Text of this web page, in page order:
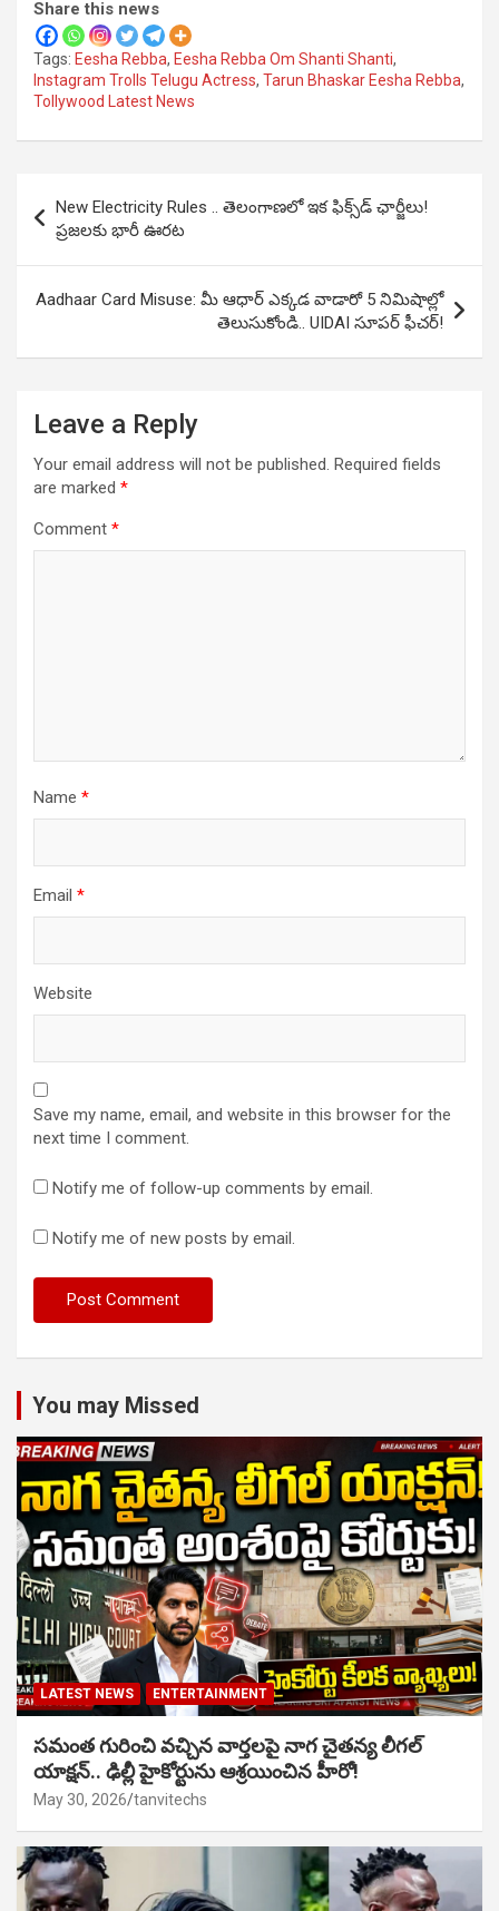
Share this news
Tags: Eesha Rebba, Eesha Rebba Om Shanti Shanti,
Instagram Trolls Telugu Actress, Tarun Bhaskar Eesha Rebba,
Tollywood Latest News
navigation
New Electricity Rules .. తెలంగాణలో ఇక ఫిక్స్‌డ్ ఛార్జీలు!
ప్రజలకు భారీ ఊరట
Aadhaar Card Misuse: మీ ఆధార్ ఎక్కడ వాడారో 5 నిమిషాల్లో
తెలుసుకోండి.. UIDAI సూపర్ ఫీచర్!
Leave a Reply
Your email address will not be published. Required fields
are marked *
Comment *
Name *
Email *
Website
Save my name, email, and website in this browser for the
next time I comment.
Notify me of follow-up comments by email.
Notify me of new posts by email.
You may Missed
LATEST NEWS ENTERTAINMENT
సమంత గురించి వచ్చిన వార్తలపై నాగ చైతన్య లీగల్
యాక్షన్.. ఢిల్లీ హైకోర్టును ఆశ్రయించిన హీరో!
May 30, 2026 tanvitechs